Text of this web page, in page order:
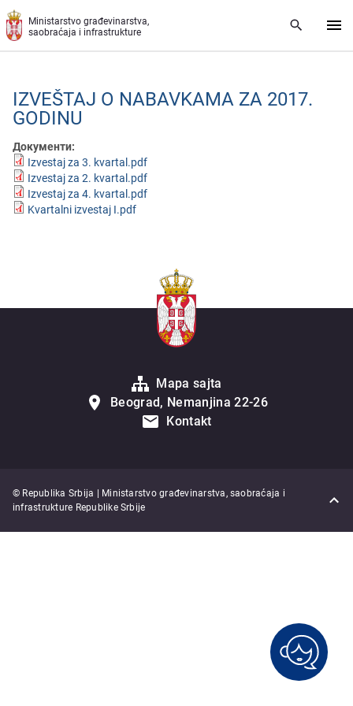
Preskoči na glavni deo sadržaja
Ministarstvo građevinarstva,
saobraćaja i infrastrukture
IZVEŠTAJ O NABAVKAMA ZA 2017.
GODINU
Документи:
Izvestaj za 3. kvartal.pdf
Izvestaj za 2. kvartal.pdf
Izvestaj za 4. kvartal.pdf
Kvartalni izvestaj I.pdf
Mapa sajta
Beograd, Nemanjina 22-26
Kontakt
© Republika Srbija | Ministarstvo građevinarstva, saobraćaja i
infrastrukture Republike Srbije